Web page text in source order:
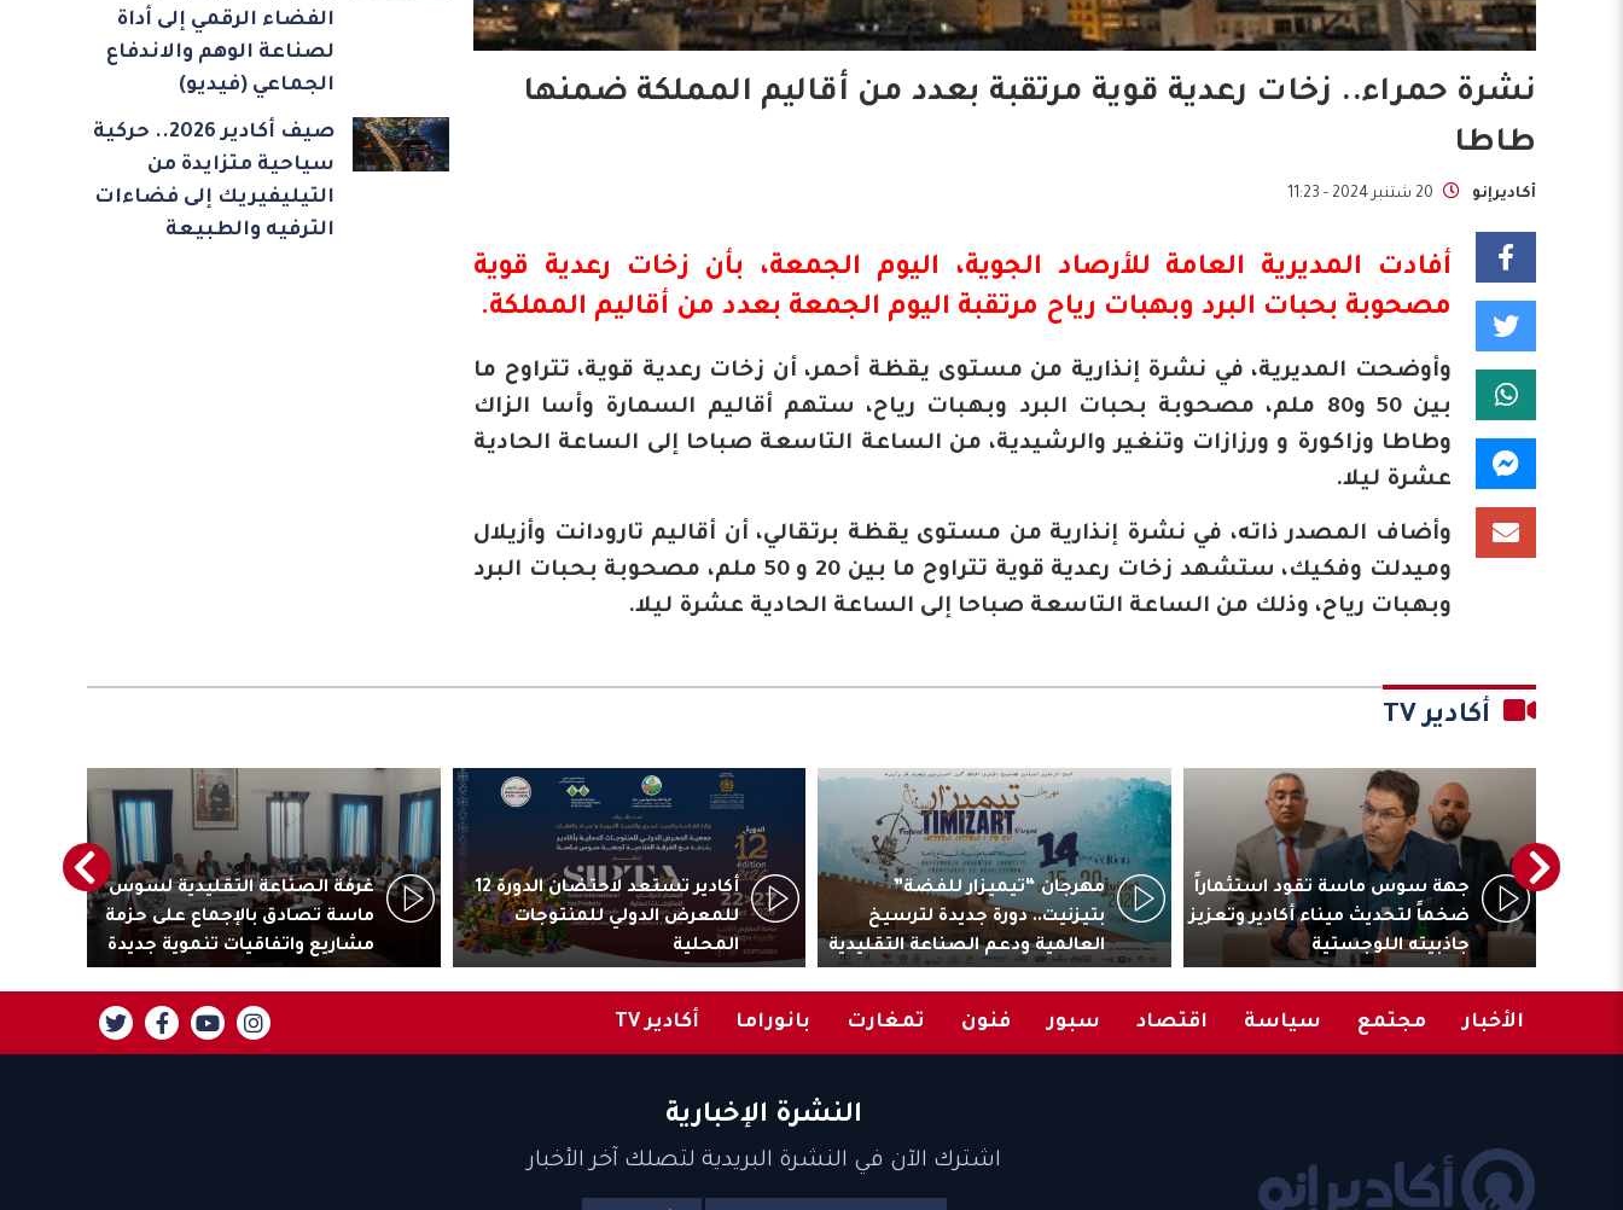
نشرة حمراء.. زخات رعدية قوية مرتقبة بعدد من أقاليم المملكة ضمنها
طاطا
أكاديرإنو 20 شتنبر 2024 - 11:23
أفادت المديرية العامة للأرصاد الجوية، اليوم الجمعة، بأن زخات رعدية قوية
مصحوبة بحبات البرد وبهبات رياح مرتقبة اليوم الجمعة بعدد من أقاليم المملكة.
وأوضحت المديرية، في نشرة إنذارية من مستوى يقظة أحمر، أن زخات رعدية قوية، تتراوح ما
بين 50 و80 ملم، مصحوبة بحبات البرد وبهبات رياح، ستهم أقاليم السمارة وأسا الزاك
وطاطا وزاكورة و ورزازات وتنغير والرشيدية، من الساعة التاسعة صباحا إلى الساعة الحادية
عشرة ليلا.
وأضاف المصدر ذاته، في نشرة إنذارية من مستوى يقظة برتقالي، أن أقاليم تارودانت وأزيلال
وميدلت وفكيك، ستشهد زخات رعدية قوية تتراوح ما بين 20 و 50 ملم، مصحوبة بحبات البرد
وبهبات رياح، وذلك من الساعة التاسعة صباحا إلى الساعة الحادية عشرة ليلا.
الفضاء الرقمي إلى أداة
لصناعة الوهم والاندفاع
الجماعي (فيديو)
صيف أكادير 2026.. حركية
سياحية متزايدة من
التيليفيريك إلى فضاءات
الترفيه والطبيعة
أكادير TV
جهة سوس ماسة تقود استثماراً
ضخماً لتحديث ميناء أكادير وتعزيز
جاذبيته اللوجستية
مهرجان “تيميزار للفضة”
بتيزنيت.. دورة جديدة لترسيخ
العالمية ودعم الصناعة التقليدية
أكادير تستعد لاحتضان الدورة 12
للمعرض الدولي للمنتوجات
المحلية
غرفة الصناعة التقليدية لسوس
ماسة تصادق بالإجماع على حزمة
مشاريع واتفاقيات تنموية جديدة
الأخبار مجتمع سياسة اقتصاد سبور فنون تمغارت بانوراما أكادير TV
النشرة الإخبارية
اشترك الآن في النشرة البريدية لتصلك آخر الأخبار